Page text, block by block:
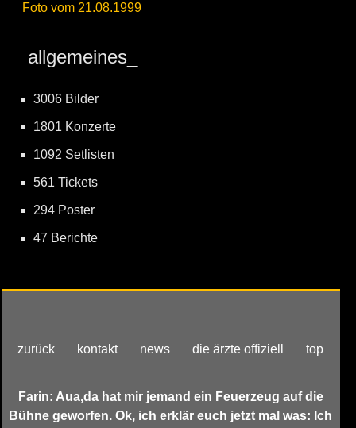
Foto vom 21.08.1999
allgemeines_
3006 Bilder
1801 Konzerte
1092 Setlisten
561 Tickets
294 Poster
47 Berichte
zurück kontakt news die ärzte offiziell top
Farin: Aua,da hat mir jemand ein Feuerzeug auf die
Bühne geworfen. Ok, ich erklär euch jetzt mal was: Ich